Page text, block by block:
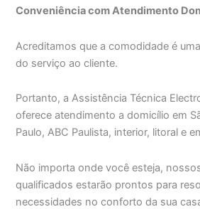
Conveniência com Atendimento
Acreditamos que a comodidade é
do serviço ao cliente.
Portanto, a Assistência Técnica
oferece atendimento a domicílio em
Paulo, ABC Paulista, interior, litoral e
Não importa onde você esteja,
qualificados estarão prontos para
necessidades no conforto da sua